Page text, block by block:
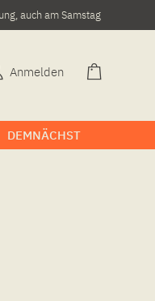
auch am Samstag
Anmelden
DEMNÄCHST